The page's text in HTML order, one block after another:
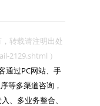
转载请注明出处
2129.shtml ）
通过PC网站、手
等多渠道咨询，
、多业务整合、